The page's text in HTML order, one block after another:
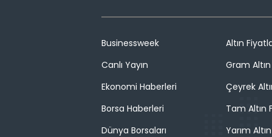
Businessweek
Canlı Yayın
Ekonomi Haberleri
Borsa Haberleri
Dünya Borsaları
Altın
Gram Altın
Çeyrek
Tam Altın
Yarım